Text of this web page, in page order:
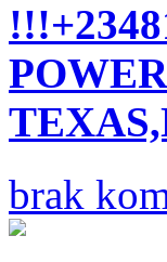
brak